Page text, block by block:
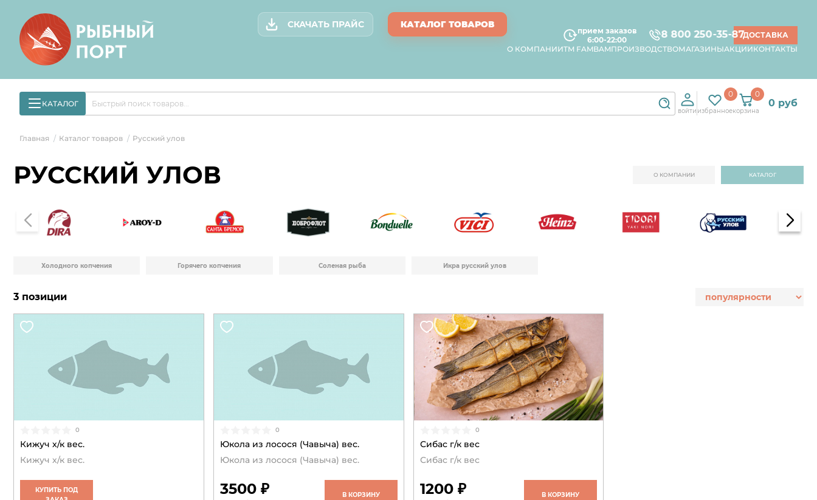
СКАЧАТЬ ПРАЙС КАТАЛОГ ТОВАРОВ
прием заказов
6:00-22:00
8 800 250-35-87ДОСТАВКА
О КОМПАНИИTM FAMBAMПРОИЗВОДСТВОМАГАЗИНЫАКЦИИКОНТАКТЫ
КАТАЛОГ
войти избранное
0
корзина
0
0 руб
Главная / Каталог товаров / Русский улов
РУССКИЙ УЛОВ О КОМПАНИИ КАТАЛОГ
Холодного копчения Горячего копчения Соленая рыба Икра русский улов
3 позиции
0
Кижуч х/к вес.
Кижуч х/к вес.
КУПИТЬ ПОД
0
Юкола из лосося (Чавыча) вес.
Юкола из лосося (Чавыча) вес.
3500 ₽ В КОРЗИНУ
0
Сибас г/к вес
Сибас г/к вес
1200 ₽ В КОРЗИНУ